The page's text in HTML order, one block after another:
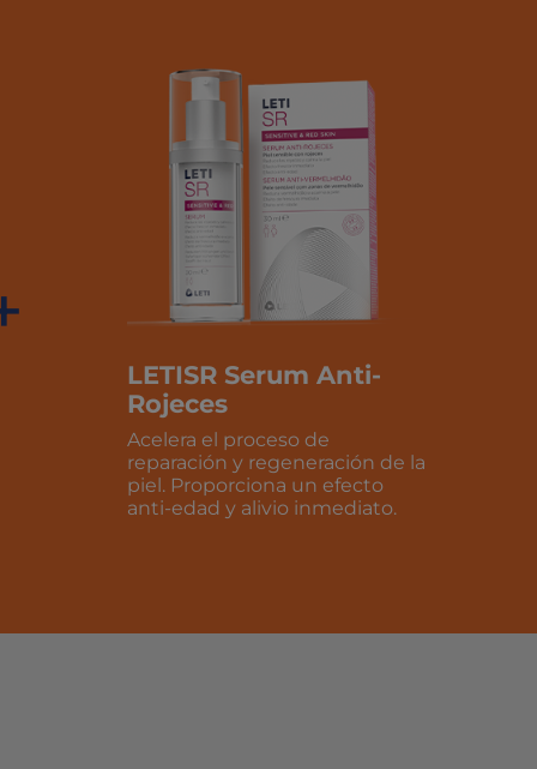
LETISR Serum Anti-
Rojeces
Acelera el proceso de
reparación y regeneración de la
piel. Proporciona un efecto
anti-edad y alivio inmediato.